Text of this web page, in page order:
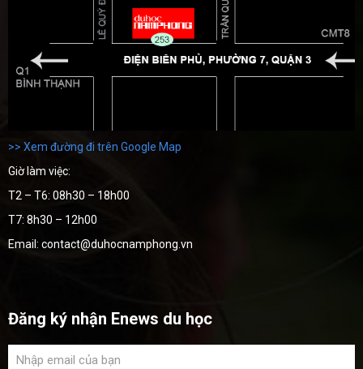
>> Xem đường đi trên Google Map
Giờ làm việc:
T2 – T6: 08h30 – 18h00
T7: 8h30 – 12h00
Email: contact@duhocnamphong.vn
Đăng ký nhận Enews du học